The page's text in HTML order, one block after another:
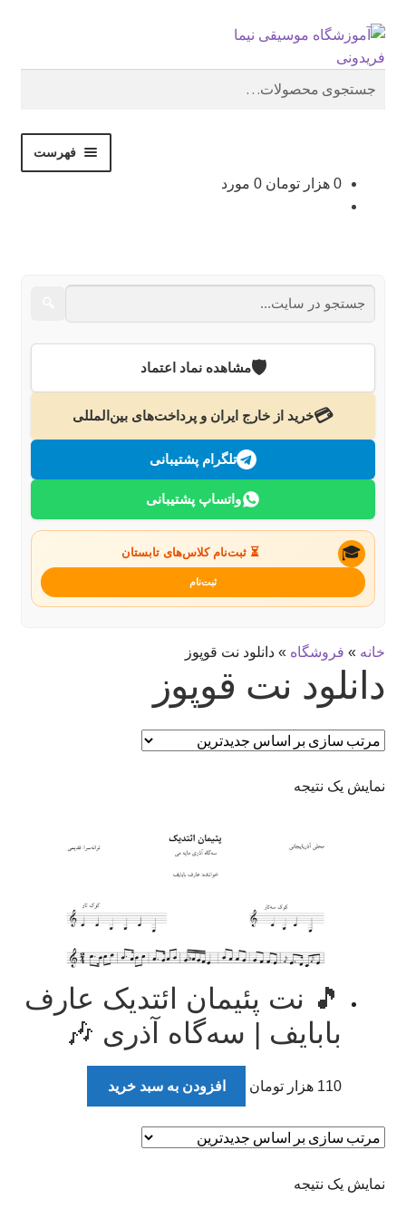
پرش
به
پرش
به
جستجو
فهرست
نام‌نویسی
استودیو
درباره ما
تماس با ما
جستجو
0 هزار تومان 0 مورد
🛡️مشاهده نماد اعتماد
💳خرید از خارج ایران و پرداخت‌های بین‌المللی
تلگرام پشتیبانی
واتساپ پشتیبانی
🎓 ⏳ ثبت‌نام کلاس‌های تابستان
ثبت‌نام
خانه » فروشگاه » دانلود نت قوپوز
دانلود نت قوپوز
نمایش یک نتیجه
🎵 نت پئیمان ائتدیک عارف
بابایف | سه‌گاه آذری 🎶
110 هزار تومان افزودن به سبد خرید
نمایش یک نتیجه